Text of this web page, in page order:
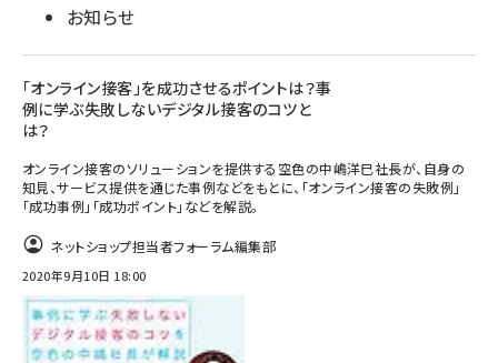
お知らせ
「オンライン接客」を成功させるポイントは？事
例に学ぶ失敗しないデジタル接客のコツと
は？
オンライン接客のソリューションを提供する空色の中嶋洋巳社長が、自身の
知見、サービス提供を通じた事例などをもとに、「オンライン接客の失敗例」
「成功事例」「成功ポイント」などを解説。
ネットショップ担当者フォーラム編集部
2020年9月10日 18:00